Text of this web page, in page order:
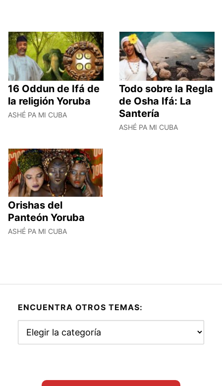
16 Oddun de Ifá de
la religión Yoruba
ASHÉ PA MI CUBA
Todo sobre la Regla
de Osha Ifá: La
Santería
ASHÉ PA MI CUBA
Orishas del
Panteón Yoruba
ASHÉ PA MI CUBA
ENCUENTRA OTROS TEMAS:
otros